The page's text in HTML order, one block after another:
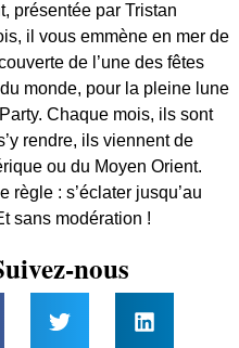
présentée par Tristan
il vous emmène en mer de
de l’une des fêtes
monde, pour la pleine lune
Chaque mois, ils sont
rendre, ils viennent de
ou du Moyen Orient.
règle : s’éclater jusqu’au
sans modération !
nous